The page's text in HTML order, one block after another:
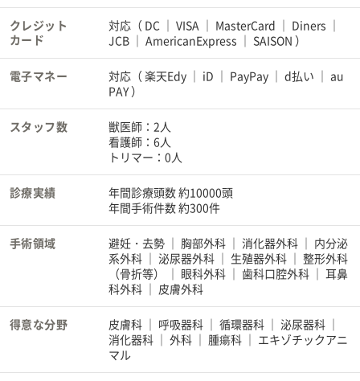
クレジット
カード
対応（ DC VISA MasterCard
Diners
JCB
AmericanExpress SAISON ）
電子マネー 対応（楽天Edy iD PayPay d払い
au
PAY）
スタッフ数
獣医師：2人
看護師：6人
トリマー：0人
診療実績
年間診療頭数 約10000頭
年間手術件数 約300件
手術領域 避妊・去勢 胸部外科 消化器外科
内分泌
系外科
泌尿器外科 生殖器外科
整形外科
（骨折等）
眼科外科 歯科口腔外科
耳鼻
科外科
皮膚外科
得意な分野 皮膚科 呼吸器科 循環器科
泌尿器科
消化器科
外科 腫瘍科
エキゾチックアニ
マル